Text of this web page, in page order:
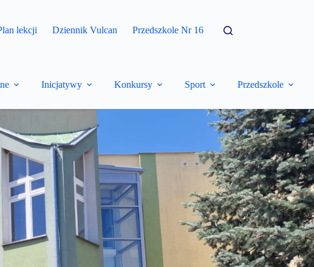
lekcji Dziennik Vulcan Przedszkole Nr 16
Inicjatywy Konkursy Sport Przedszkole